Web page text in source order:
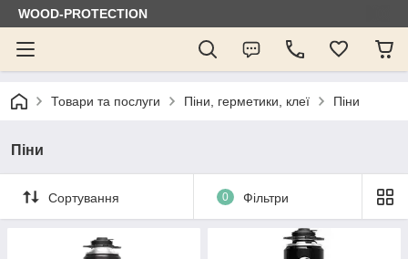
WOOD-PROTECTION
Товари та послуги Піни, герметики, клеї Піни
Піни
Сортування 0 Фільтри